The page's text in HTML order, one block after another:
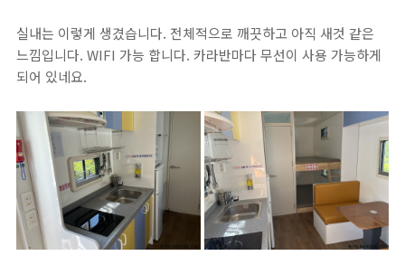
실내는 이렇게 생겼습니다. 전체적으로 깨끗하고 아직 새것 같은
느낌입니다. WIFI 가능 합니다. 카라반마다 무선이 사용 가능하게
되어 있네요.